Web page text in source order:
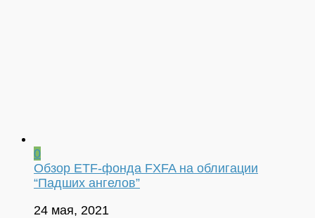
0
Обзор ETF-фонда FXFA на облигации
“Падших ангелов”
24 мая, 2021